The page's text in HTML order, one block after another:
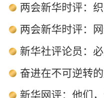
两会新华时评：
新华网评：他们